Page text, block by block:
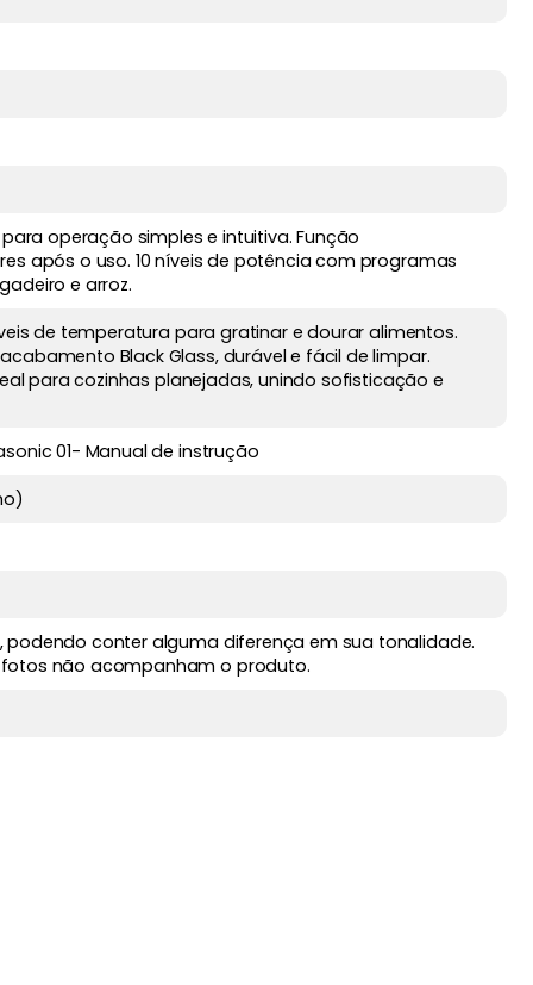
operação simples e intuitiva. Função
após o uso. 10 níveis de potência com programas
e arroz.
de temperatura para gratinar e dourar alimentos.
Black Glass, durável e fácil de limpar.
para cozinhas planejadas, unindo sofisticação e
01- Manual de instrução
conter alguma diferença em sua tonalidade.
não acompanham o produto.